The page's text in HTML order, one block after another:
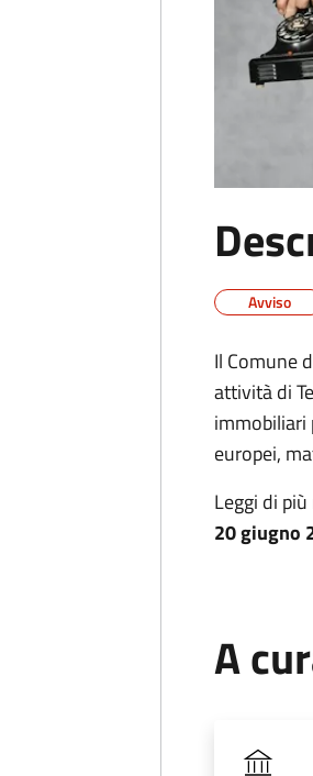
Avviso
Il Comune
attività di
immobiliari
europei,
Leggi di
20 giugno
A